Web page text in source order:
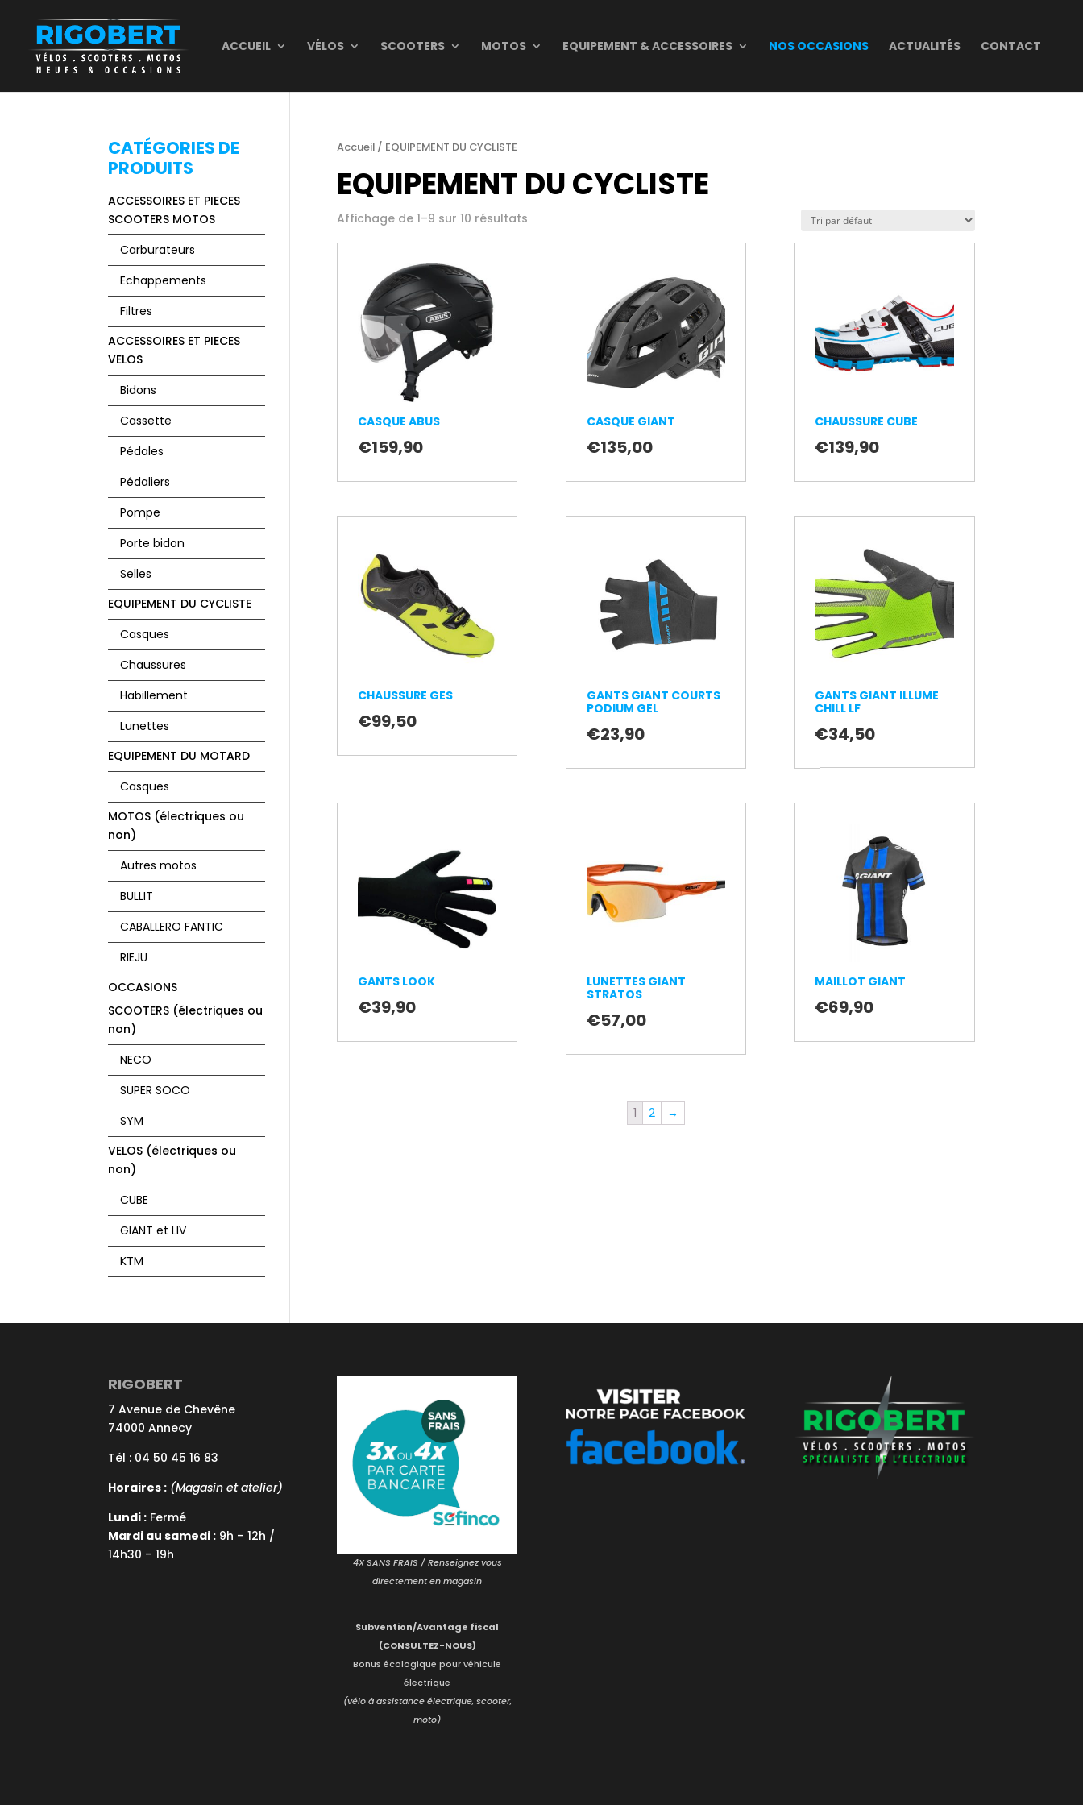
ACCUEIL VÉLOS SCOOTERS MOTOS EQUIPEMENT & ACCESSOIRES NOS OCCASIONS ACTUALITÉS CONTACT
Accueil/ EQUIPEMENT DU CYCLISTE
EQUIPEMENT DU CYCLISTE
Affichage de 1–9 sur 10 résultats
CASQUE ABUS
€159,90
CASQUE GIANT
€135,00
CHAUSSURE CUBE
€139,90
CHAUSSURE GES
€99,50
GANTS GIANT COURTS
PODIUM GEL
€23,90
GANTS GIANT ILLUME
CHILL LF
€34,50
GANTS LOOK
€39,90
LUNETTES GIANT
STRATOS
€57,00
MAILLOT GIANT
€69,90
1 2 →
CATÉGORIES DE
PRODUITS
ACCESSOIRES ET PIECES
SCOOTERS MOTOS
Carburateurs
Echappements
Filtres
ACCESSOIRES ET PIECES
VELOS
Bidons
Cassette
Pédales
Pédaliers
Pompe
Porte bidon
Selles
EQUIPEMENT DU CYCLISTE
Casques
Chaussures
Habillement
Lunettes
EQUIPEMENT DU MOTARD
Casques
MOTOS (électriques ou
non)
Autres motos
BULLIT
CABALLERO FANTIC
RIEJU
OCCASIONS
SCOOTERS (électriques ou
non)
NECO
SUPER SOCO
SYM
VELOS (électriques ou
non)
CUBE
GIANT et LIV
KTM
RIGOBERT
7 Avenue de Chevêne
74000 Annecy
Tél : 04 50 45 16 83
Horaires : (Magasin et atelier)
Lundi : Fermé
Mardi au samedi : 9h – 12h /
14h30 – 19h
4X SANS FRAIS / Renseignez vous
directement en magasin
Subvention/Avantage fiscal
(CONSULTEZ-NOUS)
Bonus écologique pour véhicule
électrique
(vélo à assistance électrique, scooter,
moto)